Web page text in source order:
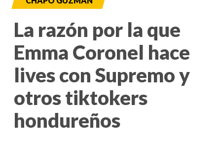
La razón por la que
Emma Coronel hace
lives con Supremo y
otros tiktokers
hondureños